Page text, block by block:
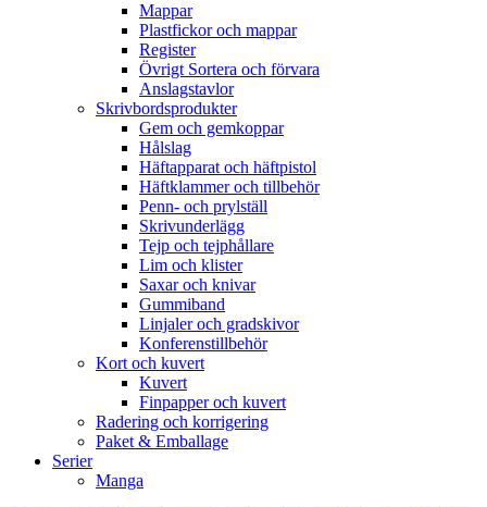
Mappar
Plastfickor och mappar
Register
Övrigt Sortera och förvara
Anslagstavlor
Skrivbordsprodukter
Gem och gemkoppar
Hålslag
Häftapparat och häftpistol
Häftklammer och tillbehör
Penn- och prylställ
Skrivunderlägg
Tejp och tejphållare
Lim och klister
Saxar och knivar
Gummiband
Linjaler och gradskivor
Konferenstillbehör
Kort och kuvert
Kuvert
Finpapper och kuvert
Radering och korrigering
Paket & Emballage
Serier
Manga